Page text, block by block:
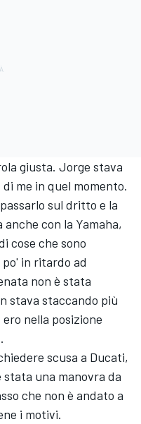
giusta. Jorge stava
me in quel momento.
sul dritto e la
anche con la Yamaha,
cose che sono
in ritardo ad
non è stata
stava staccando più
nella posizione
scusa a Ducati,
stata una manovra da
che non è andato a
i motivi.